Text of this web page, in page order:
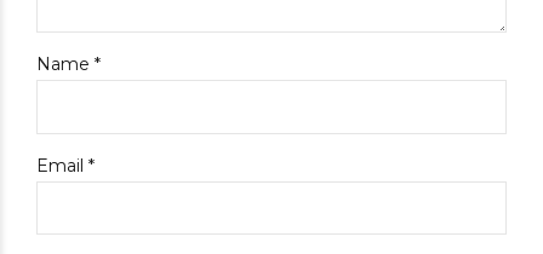
Name *
Email *